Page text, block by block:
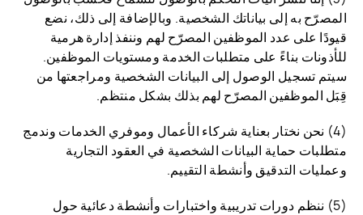
المصرّح به إلى بياناتك الشخصية. وبالإضافة إلى ذلك، نضع
قيودًا على عدد الموظفين المصرّح لهم وننفذ إدارة هرمية
للأذونات بناءً على متطلبات الخدمة ومستويات الموظفين.
سيتم تسجيل الوصول إلى البيانات الشخصية ومراجعتها من
قِبَل الموظفين المصرّح لهم بذلك بشكل منتظم.
(4) نحن نختار بعناية شركاء الأعمال وموفري الخدمات وندمج
متطلبات حماية البيانات الشخصية في العقود التجارية
وعمليات التدقيق وأنشطة التقييم.
(5) ننظم دورات تدريبية واختبارات وأنشطة دعائية حول